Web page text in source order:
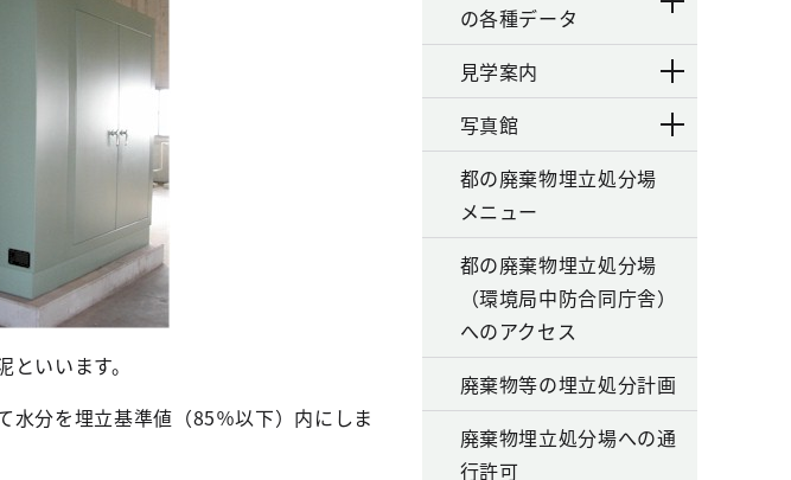
いいます。
水分を埋立基準値（85％以下）内にしま
の各種データ
見学案内
写真館
都の廃棄物埋立処分場
メニュー
都の廃棄物埋立処分場
（環境局中防合同庁舎）
へのアクセス
廃棄物等の埋立処分計画
廃棄物埋立処分場への通
行許可